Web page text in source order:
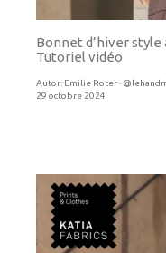
Bonnet d’hiver
Tutoriel vidéo
Autor: Emilie Roter ·
29 octobre 2024